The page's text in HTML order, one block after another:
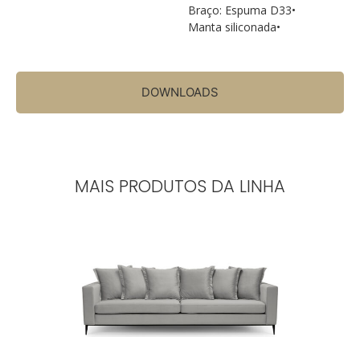
DOWNLOADS
Braço: Espuma D33•
Manta siliconada•
MAIS PRODUTOS DA LINHA